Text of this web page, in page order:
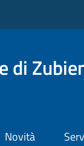
di
Novità